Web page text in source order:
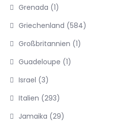
Grenada (1)
Griechenland (584)
Großbritannien (1)
Guadeloupe (1)
Israel (3)
Italien (293)
Jamaika (29)